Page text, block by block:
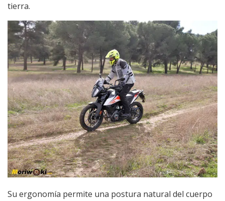
tierra.
Su ergonomía permite una postura natural del cuerpo